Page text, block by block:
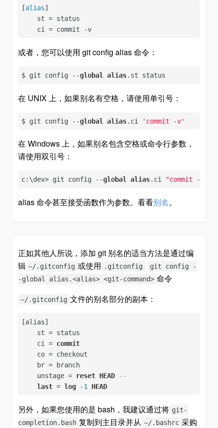
[alias]
    st = status
    ci = commit -v
或者，您可以使用 git config alias 命令：
$ git config --global alias.st status
在 UNIX 上，如果别名有空格，请使用单引号：
$ git config --global alias.ci 'commit -v'
在 Windows 上，如果别名包含空格或命令行参数，
请使用双引号：
c:\dev> git config --global alias.ci "commit -v"
alias 命令甚至接受函数作为参数。看看别名。
正如其他人所说，添加 git 别名的适当方法是通过编
辑 ~/.gitconfig 或使用 .gitconfig
git config -
-global alias.<alias> <git-command> 命令
~/.gitconfig 文件的别名部分的副本：
[alias]
    st = status
    ci =
commit
    co = checkout
    br = branch
    unstage =
reset HEAD
--
last = log -1 HEAD
另外，如果您使用的是 bash，我建议通过将 git-
completion.bash 复制到主目录并从 ~/.bashrc 采购